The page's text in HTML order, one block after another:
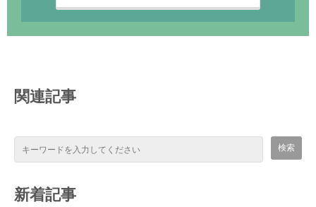
関連記事
新着記事